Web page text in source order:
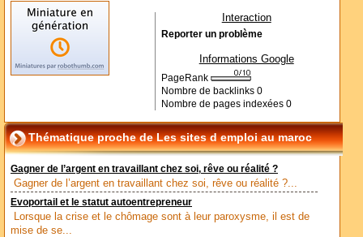
Interaction
Reporter un problème
Informations Google
PageRank
Nombre de backlinks 0
Nombre de pages indexées 0
Thématique proche de Les sites d emploi au maroc
Gagner de l’argent en travaillant chez soi, rêve ou réalité ?
Gagner de l’argent en travaillant chez soi, rêve ou réalité ?...
Evoportail et le statut autoentrepreneur
Lorsque la crise et le chômage sont à leur paroxysme, il est de
mise de se...